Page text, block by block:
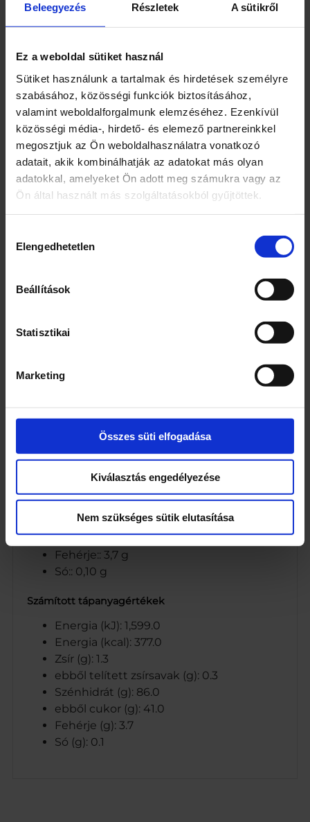
Beleegyezés Részletek A sütikről
Ez a weboldal sütiket használ
Sütiket használunk a tartalmak és hirdetések személyre
szabásához, közösségi funkciók biztosításához,
valamint weboldalforgalmunk elemzéséhez. Ezenkívül
közösségi média-, hirdető- és elemező partnereinkkel
megosztjuk az Ön weboldalhasználatra vonatkozó
adatait, akik kombinálhatják az adatokat más olyan
adatokkal, amelyeket Ön adott meg számukra vagy az
Ön által használt más szolgáltatásokból gyűjtöttek.
kiválasztása
Elengedhetetlen
Beállítások
Statisztikai
Marketing
Összes süti elfogadása
Kiválasztás engedélyezése
Nem szükséges sütik elutasítása
extrudált
1097 Budapest, Könyves Kálmán krt. 11/c.
Márka
Coop
Kiszerelés
75
Egység (szabadon)
g
Kukoricadara 50%
Aromák (kókusz, citrom, meggy,
Színezékek (kurkumin, kárminok,
CO-OP Hungary Zrt.
Energia:: 1599 kJ/377 kcal
amelyből telített zsírsavak: : 0,3 g
Szénhidrát:: 86 g
amelyből cukrok:: 41 g
Fehérje:: 3,7 g
Só:: 0,10 g
Számított tápanyagértékek
Energia (kJ): 1,599.0
Energia (kcal): 377.0
Zsír (g): 1.3
ebből telített zsírsavak (g): 0.3
Szénhidrát (g): 86.0
ebből cukor (g): 41.0
Fehérje (g): 3.7
Só (g): 0.1